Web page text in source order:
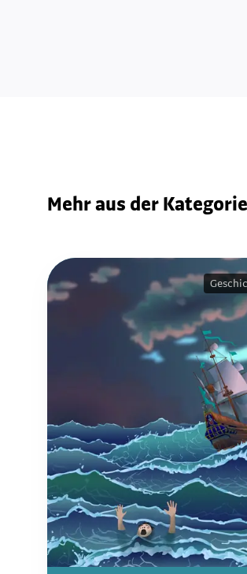
Mehr aus der